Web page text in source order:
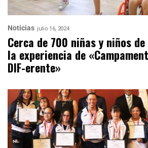
Noticias julio 16, 2024
Cerca de 700 niñas y niños
la experiencia de
DIF-erente»